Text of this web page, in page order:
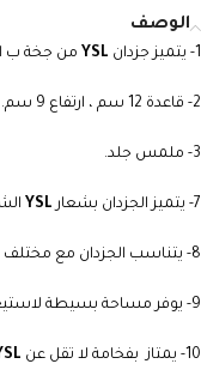
الوصف
1- يتميز جزدان YSL من جخة ب
2- قاعدة 12 سم ، ارتفاع 9 سم.
3- ملمس جلد.
7- يتميز الجزدان بشعار YSL
8- يتناسب الجزدان مع مختلف الشناتي الصغيرة والمتوسطة والكبيرة الحجم.
9- يوفر مساحة بسيطة لاستيعاب الاوراق والنقود .
10- يمتاز بفخامة لا تقل عن